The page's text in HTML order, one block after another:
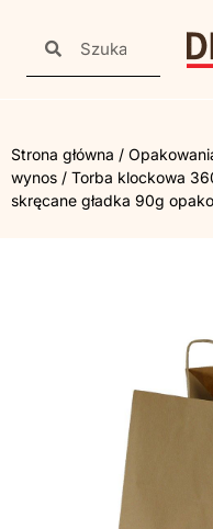
Strona główna /
wynos / Torba klockowa
skręcane gładka 90g